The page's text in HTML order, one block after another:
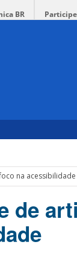
BR Participe
na acessibilidade
de